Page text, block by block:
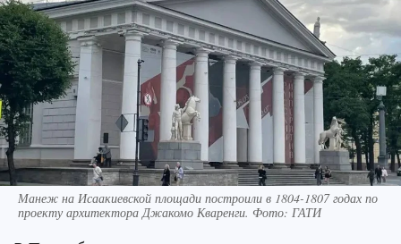
Манеж на Исаакиевской площади построили в 1804-1807 годах по
проекту архитектора Джакомо Кваренги. Фото: ГАТИ